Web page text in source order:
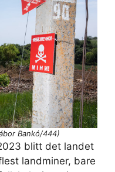
Bankó/444)
blitt det landet
landminer, bare